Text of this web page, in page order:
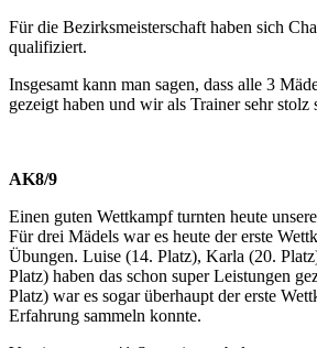
Für die Bezirksmeisterschaft haben sich
qualifiziert.
Insgesamt kann man sagen, dass alle 3
gezeigt haben und wir als Trainer sehr stolz
AK8/9
Einen guten Wettkampf turnten heute
Für drei Mädels war es heute der erste
Übungen. Luise (14. Platz), Karla (20.
Platz) haben das schon super Leistungen
Platz) war es sogar überhaupt der erste
Erfahrung sammeln konnte.